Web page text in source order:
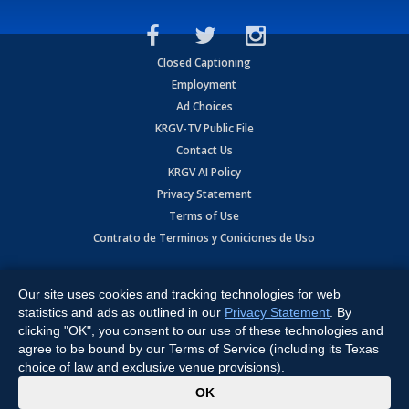
Closed Captioning
Employment
Ad Choices
KRGV-TV Public File
Contact Us
KRGV AI Policy
Privacy Statement
Terms of Use
Contrato de Terminos y Coniciones de Uso
Expressway, Weslaco, TX 78596.
All Rights Reserved. Powered by:Ruby Shore Software
Our site uses cookies and tracking technologies for web
statistics and ads as outlined in our Privacy Statement . By
clicking "OK", you consent to our use of these technologies and
agree to be bound by our Terms of Service (including its Texas
choice of law and exclusive venue provisions).
OK